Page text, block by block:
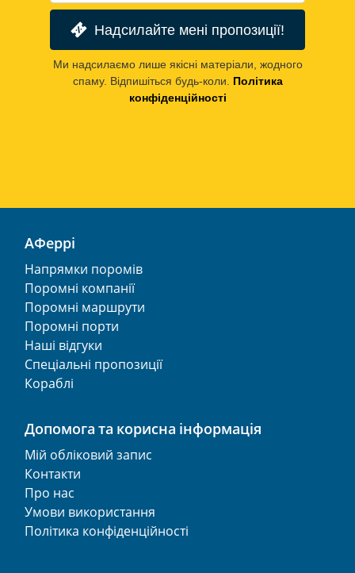
Надсилайте мені пропозиції!
Ми надсилаємо лише якісні матеріали, жодного
спаму. Відпишіться будь-коли.
Політика
конфіденційності
АФеррі
Напрямки поромів
Поромні компанії
Поромні маршрути
Поромні порти
Наші відгуки
Спеціальні пропозиції
Кораблі
Допомога та корисна інформація
Мій обліковий запис
Контакти
Про нас
Умови використання
Політика конфіденційності